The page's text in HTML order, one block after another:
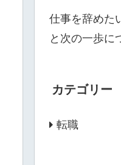
仕事を辞めた
と次の一歩に
カテゴリー
転職